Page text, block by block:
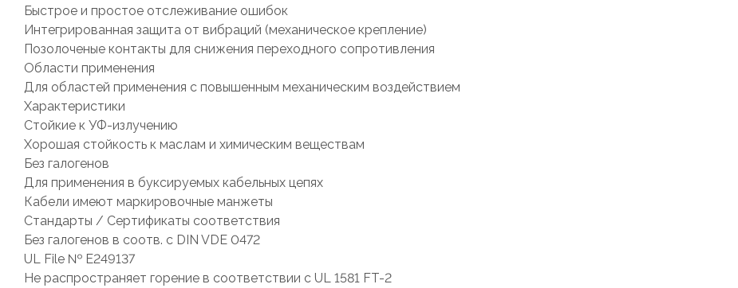
Быстрое и простое отслеживание ошибок
Интегрированная защита от вибраций (механическое крепление)
Позолоченые контакты для снижения переходного сопротивления
Области применения
Для областей применения с повышенным механическим воздействием
Характеристики
Стойкие к УФ-излучению
Хорошая стойкость к маслам и химическим веществам
Без галогенов
Для применения в буксируемых кабельных цепях
Кабели имеют маркировочные манжеты
Стандарты / Сертификаты соответствия
Без галогенов в соотв. с DIN VDE 0472
UL File № E249137
Не распространяет горение в соответствии с UL 1581 FT-2